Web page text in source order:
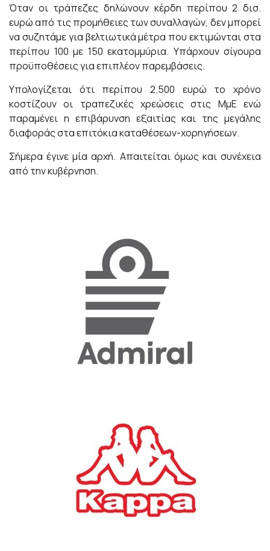
Όταν οι τράπεζες δηλώνουν κέρδη περίπου 2 δισ.
ευρώ από τις προμήθειες των συναλλαγών, δεν μπορεί
να συζητάμε για βελτιωτικά μέτρα που εκτιμώνται στα
περίπου 100 με 150 εκατομμύρια. Υπάρχουν σίγουρα
προϋποθέσεις για επιπλέον παρεμβάσεις.
Υπολογίζεται ότι περίπου 2.500 ευρώ το χρόνο
κοστίζουν οι τραπεζικές χρεώσεις στις ΜμΕ ενώ
παραμένει η επιβάρυνση εξαιτίας και της μεγάλης
διαφοράς στα επιτόκια καταθέσεων-χορηγήσεων.
Σήμερα έγινε μία αρχή. Απαιτείται όμως και συνέχεια
από την κυβέρνηση.